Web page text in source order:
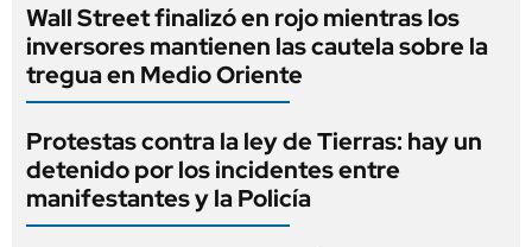
Wall Street finalizó en rojo mientras los
inversores mantienen las cautela sobre la
tregua en Medio Oriente
Protestas contra la ley de Tierras: hay un
detenido por los incidentes entre
manifestantes y la Policía